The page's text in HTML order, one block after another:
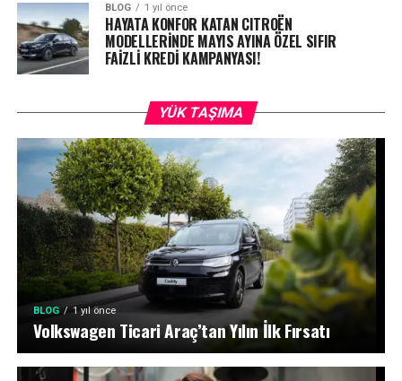
BLOG 1 yıl önce
HAYATA KONFOR KATAN CITROËN
MODELLERİNDE MAYIS AYINA ÖZEL SIFIR
FAİZLİ KREDİ KAMPANYASI!
YÜK TAŞIMA
BLOG 1 yıl önce
Volkswagen Ticari Araç’tan Yılın İlk Fırsatı